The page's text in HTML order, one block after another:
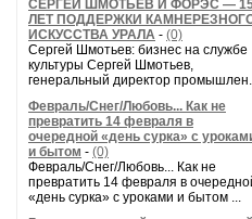
СЕРГЕЙ ШМОТЬЕВ И ФОРЭС —
ЛЕТ ПОДДЕРЖКИ
ИСКУССТВА УРАЛА - (0)
Сергей Шмотьев: бизнес на службе
культуры Сергей Шмотьев,
генеральный директор
Февраль/Снег/Любовь... Как не
превратить 14 февраля в
очередной «день сурка» с
и бытом - (0)
Февраль/Снег/Любовь... Как не
превратить 14 февраля в
«день сурка» с уроками и бытом ...